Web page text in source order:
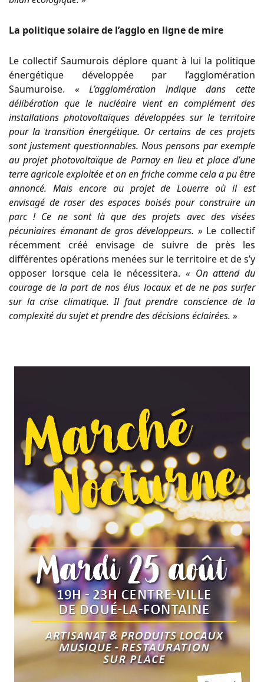
La politique solaire de l’agglo en ligne de mire
Le collectif Saumurois déplore quant à lui la politique
énergétique développée par l’agglomération
Saumuroise. « L’agglomération indique dans cette
délibération que le nucléaire vient en complément des
installations photovoltaïques développées sur le territoire
pour la transition énergétique. Or certains de ces projets
sont justement questionnables. Nous pensons par exemple
au projet photovoltaïque de Parnay en lieu et place d’une
terre agricole exploitée et on en friche comme cela a pu être
annoncé. Mais encore au projet de Louerre où il est
envisagé de raser des espaces boisés pour construire un
parc ! Ce ne sont là que des projets avec des visées
pécuniaires émanant de gros développeurs. » Le collectif
récemment créé envisage de suivre de près les
différentes opérations menées sur le territoire et de s’y
opposer lorsque cela le nécessitera. « On attend du
courage de la part de nos élus locaux et de ne pas surfer
sur la crise climatique. Il faut prendre conscience de la
complexité du sujet et prendre des décisions éclairées. »